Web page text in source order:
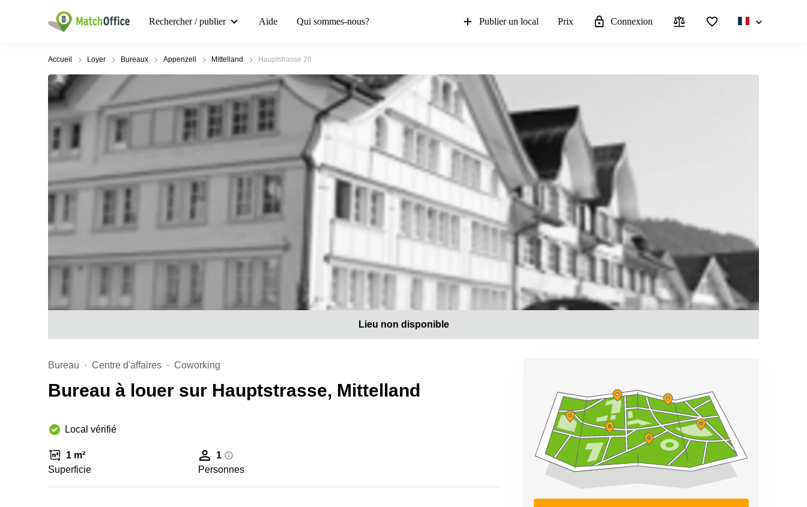
Rechercher / publier Aide Qui sommes-nous? Publier un local Prix Connexion
Accueil Loyer Bureaux Appenzell Mittelland Hauptstrasse 20
Lieu non disponible
Bureau Centre d'affaires Coworking
Bureau à louer sur Hauptstrasse, Mittelland
Local vérifié
1 m²
Superficie
1
Personnes